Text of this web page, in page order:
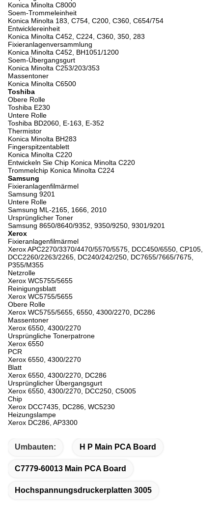
Konica Minolta C8000
Soem-Trommeleinheit
Konica Minolta 183, C754, C200, C360, C654/754
Entwicklereinheit
Konica Minolta C452, C224, C360, 350, 283
Fixieranlagenversammlung
Konica Minolta C452, BH1051/1200
Soem-Übergangsgurt
Konica Minolta C253/203/353
Massentoner
Konica Minolta C6500
Toshiba
Obere Rolle
Toshiba E230
Untere Rolle
Toshiba BD2060, E-163, E-352
Thermistor
Konica Minolta BH283
Fingerspitzentablett
Konica Minolta C220
Entwickeln Sie Chip Konica Minolta C220
Trommelchip Konica Minolta C224
Samsung
Fixieranlagenfilmärmel
Samsung 9201
Untere Rolle
Samsung ML-2165, 1666, 2010
Ursprünglicher Toner
Samsung 8650/8640/9352, 9350/9250, 9301/9201
Xerox
Fixieranlagenfilmärmel
Xerox APC2270/3370/4470/5570/5575, DCC450/6550, CP105,
DCC2260/2263/2265, DC240/242/250, DC7655/7665/7675,
P355/M355
Netzrolle
Xerox WC5755/5655
Reinigungsblatt
Xerox WC5755/5655
Obere Rolle
Xerox WC5755/5655, 6550, 4300/2270, DC286
Massentoner
Xerox 6550, 4300/2270
Ursprüngliche Tonerpatrone
Xerox 6550
PCR
Xerox 6550, 4300/2270
Blatt
Xerox 6550, 4300/2270, DC286
Ursprünglicher Übergangsgurt
Xerox 6550, 4300/2270, DCC250, C5005
Chip
Xerox DCC7435, DC286, WC5230
Heizungslampe
Xerox DC286, AP3300
Umbauten: H P Main PCA Board
C7779-60013 Main PCA Board
Hochspannungsdruckerplatten 3005